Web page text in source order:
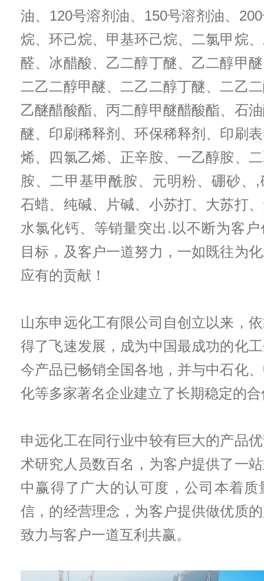
油、120号溶剂油、150号溶剂油、
烷、环己烷、甲基环己烷、二氯甲烷
醛、冰醋酸、乙二醇丁醚、乙二醇甲
二乙二醇甲醚、二乙二醇丁醚、二乙
乙醚醋酸酯、丙二醇甲醚醋酸酯、石
醚、印刷稀释剂、环保稀释剂、印刷
烯、四氯乙烯、正辛胺、一乙醇胺、
胺、二甲基甲酰胺、元明粉、硼砂、
石蜡、纯碱、片碱、小苏打、大苏打
水氯化钙、等销量突出.以不断为客
目标，及客户一道努力，一如既往为
应有的贡献！
山东申远化工有限公司自创立以来，
得了飞速发展，成为中国最成功的化
今产品已畅销全国各地，并与中石化
化等多家著名企业建立了长期稳定的
申远化工在同行业中较有巨大的产品
术研究人员数百名，为客户提供了一
中赢得了广大的认可度，公司本着质
信，的经营理念，为客户提供做优质
致力与客户一道互利共赢。